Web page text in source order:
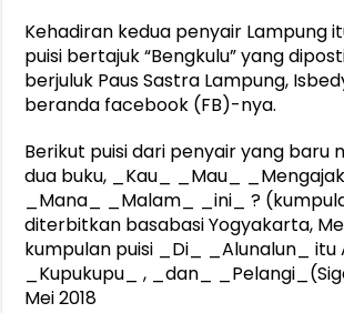
Kehadiran kedua penyair Lampung
puisi bertajuk “Bengkulu” yang
berjuluk Paus Sastra Lampung,
beranda facebook (FB)-nya.
Berikut puisi dari penyair yang baru
dua buku, _Kau_ _Mau_
_Mana_ _Malam_ _ini_ ?
diterbitkan basabasi Yogyakarta,
kumpulan puisi _Di_ _Alunalun_ itu
_Kupukupu_ , _dan_
Mei 2018